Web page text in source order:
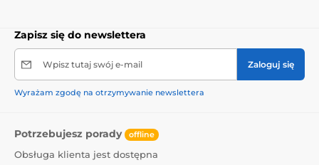
Zapisz się do newslettera
Wpisz tutaj swój e-mail Zaloguj się
Wyrażam zgodę na otrzymywanie newslettera
Potrzebujesz porady offline
Obsługa klienta jest dostępna